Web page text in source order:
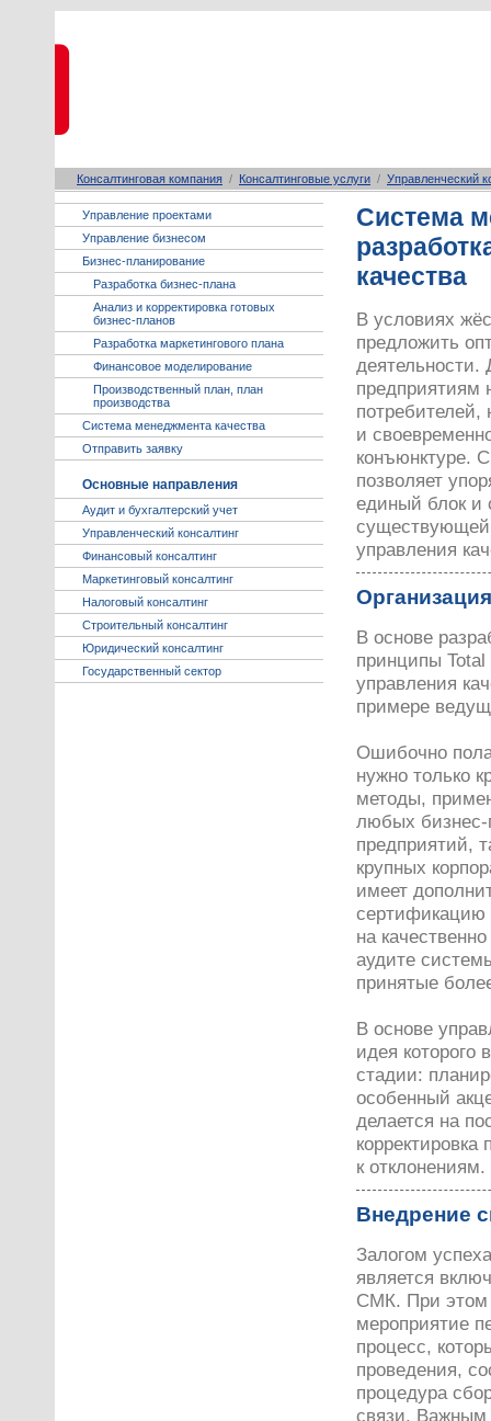
Консалтинговая компания / Консалтинговые услуги / Управленческий
Управление проектами
Управление бизнесом
Бизнес-планирование
Разработка бизнес-плана
Анализ и корректировка готовых
бизнес-планов
Разработка маркетингового плана
Финансовое моделирование
Производственный план, план
производства
Система менеджмента качества
Отправить заявку
Основные направления
Аудит и бухгалтерский учет
Управленческий консалтинг
Финансовый консалтинг
Маркетинговый консалтинг
Налоговый консалтинг
Строительный консалтинг
Юридический консалтинг
Государственный сектор
Система
качества
В условиях
предложить
деятельности.
предприятиям
потребителей,
и
конъюнктуре.
позволяет
единый блок и
существующей
управления
В основе
принципы Total
управления
примере
Ошибочно
нужно только
методы,
любых бизнес-
предприятий,
крупных
имеет
на
аудите
принятые
В основе
идея которого
стадии:
особенный
делается на
к отклонениям.
Внедрение
Залогом
является
СМК. При этом
мероприятие
процесс,
проведения,
процедура
связи. Важным